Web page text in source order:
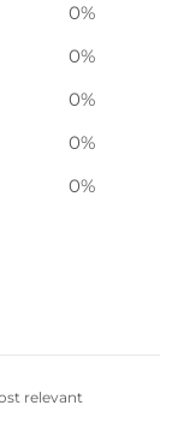
0%
0%
0%
0%
0%